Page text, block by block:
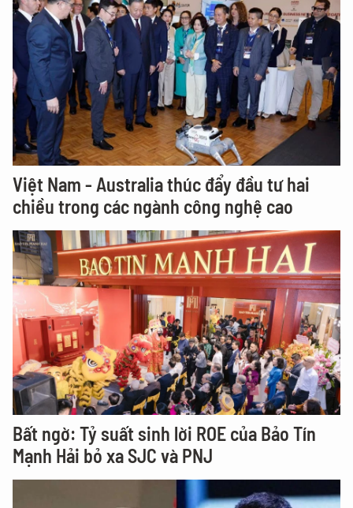
Việt Nam - Australia thúc đẩy đầu tư hai
chiều trong các ngành công nghệ cao
Bất ngờ: Tỷ suất sinh lời ROE của Bảo Tín
Mạnh Hải bỏ xa SJC và PNJ